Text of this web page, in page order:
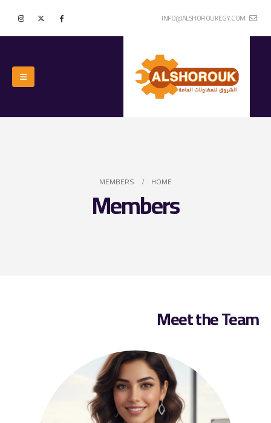
INFO@ALSHOROUKEGY.COM
HOME
MEMBERS
Members
Meet theTeam